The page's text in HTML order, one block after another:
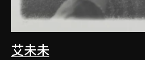
艾未未